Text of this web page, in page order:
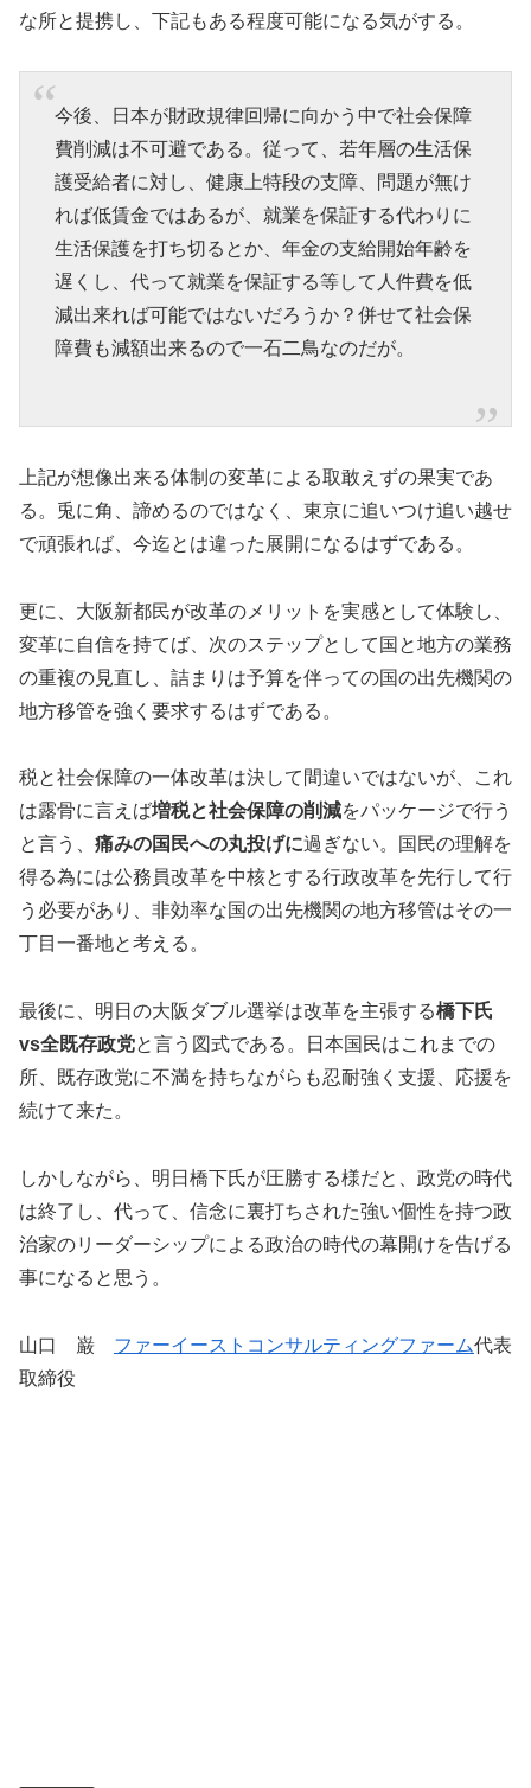
な所と提携し、下記もある程度可能になる気がする。
今後、日本が財政規律回帰に向かう中で社会保障
費削減は不可避である。従って、若年層の生活保
護受給者に対し、健康上特段の支障、問題が無け
れば低賃金ではあるが、就業を保証する代わりに
生活保護を打ち切るとか、年金の支給開始年齢を
遅くし、代って就業を保証する等して人件費を低
減出来れば可能ではないだろうか？併せて社会保
障費も減額出来るので一石二鳥なのだが。
上記が想像出来る体制の変革による取敢えずの果実であ
る。兎に角、諦めるのではなく、東京に追いつけ追い越せ
で頑張れば、今迄とは違った展開になるはずである。
更に、大阪新都民が改革のメリットを実感として体験し、
変革に自信を持てば、次のステップとして国と地方の業務
の重複の見直し、詰まりは予算を伴っての国の出先機関の
地方移管を強く要求するはずである。
税と社会保障の一体改革は決して間違いではないが、これ
は露骨に言えば増税と社会保障の削減をパッケージで行う
と言う、 痛みの国民への丸投げに過ぎない。国民の理解を
得る為には公務員改革を中核とする行政改革を先行して行
う必要があり、非効率な国の出先機関の地方移管はその一
丁目一番地と考える。
最後に、明日の大阪ダブル選挙は改革を主張する橋下氏
vs全既存政党と言う図式である。日本国民はこれまでの
所、既存政党に不満を持ちながらも忍耐強く支援、応援を
続けて来た。
しかしながら、明日橋下氏が圧勝する様だと、政党の時代
は終了し、代って、信念に裏打ちされた強い個性を持つ政
治家のリーダーシップによる政治の時代の幕開けを告げる
事になると思う。
山口 巌 ファーイーストコンサルティングファーム代表
取締役